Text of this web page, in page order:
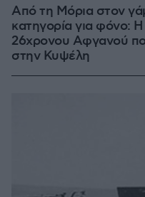
Από τη Μόρια στον
κατηγορία για φόνο:
26χρονου Αφγανού
στην Κυψέλη